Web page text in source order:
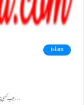
islam
جب کسی چیز کی طمع دل پر غالب آجائے تو شیطان اسے خوب آراستہ کرتا رہتا ہے،یہاں تک کہ وہ…